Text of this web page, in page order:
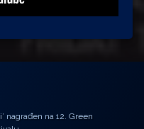
nagrađen na 12. Green